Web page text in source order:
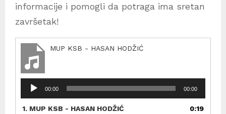
informacije i pomogli da potraga ima sretan
završetak!
MUP KSB - HASAN HODŽIĆ
00:00 00:00
1. MUP KSB - HASAN HODŽIĆ 0:19